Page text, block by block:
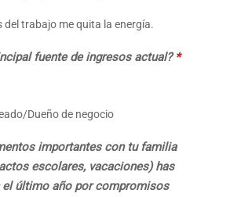
del trabajo me quita la energía.
fuente de ingresos actual?*
Dueño de negocio
importantes con tu familia
escolares, vacaciones) has
último año por compromisos